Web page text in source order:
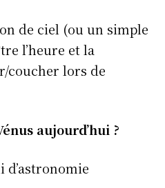
de ciel (ou un simple
l’heure et la
coucher lors de
aujourd’hui ?
d’astronomie